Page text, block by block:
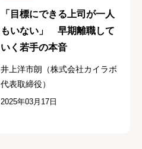
「目標にできる上司が一人
もいない」 早期離職して
いく若手の本音
井上洋市朗（株式会社カイラボ
代表取締役）
2025年03月17日